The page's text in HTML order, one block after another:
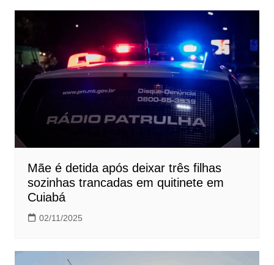
Mãe é detida após deixar três filhas
sozinhas trancadas em quitinete em
Cuiabá
02/11/2025